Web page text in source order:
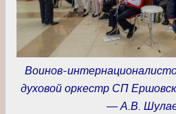
Воинов-
духовой оркестр СП
— А.В.